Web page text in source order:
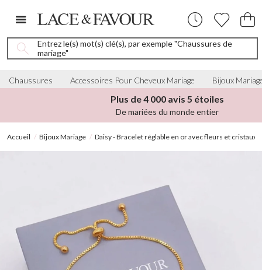
Entrez le(s) mot(s) clé(s), par exemple "Chaussures de
mariage"
Chaussures Accessoires Pour Cheveux Mariage Bijoux
Plus de 4 000 avis 5 étoiles
De mariées du monde entier
Accueil Bijoux Mariage Daisy - Bracelet réglable en or avec fleurs et cristaux